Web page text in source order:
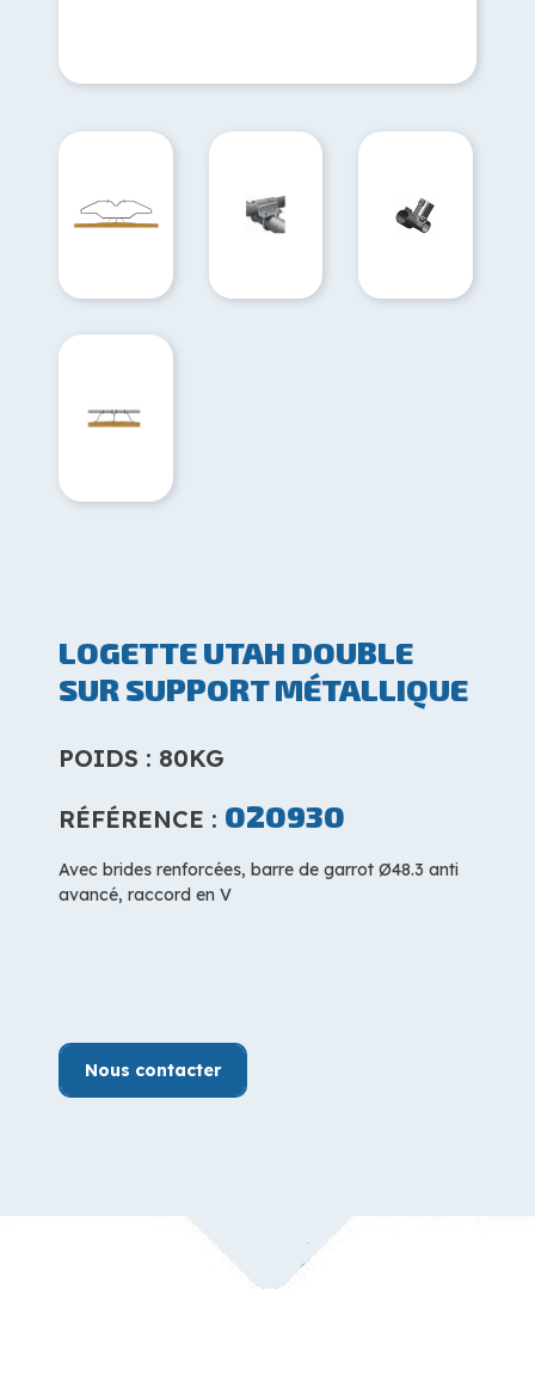
LOGETTE UTAH DOUBLE
SUR SUPPORT MÉTALLIQUE
POIDS : 80KG
RÉFÉRENCE : 020930
Avec brides renforcées, barre de garrot Ø48.3 anti
avancé, raccord en V
Nous contacter